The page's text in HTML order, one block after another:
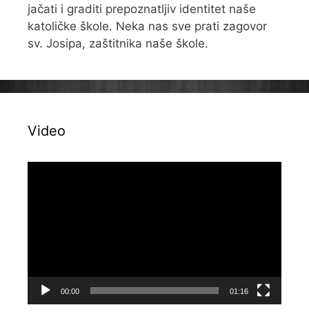
jačati i graditi prepoznatljiv identitet naše
katoličke škole. Neka nas sve prati zagovor
sv. Josipa, zaštitnika naše škole.
Video
00:00 01:16